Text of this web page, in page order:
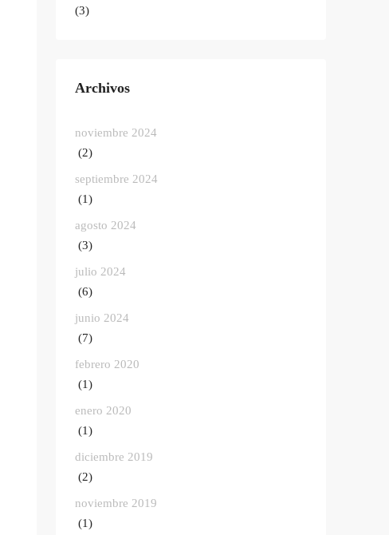
(3)
Archivos
noviembre 2024
(2)
septiembre 2024
(1)
agosto 2024
(3)
julio 2024
(6)
junio 2024
(7)
febrero 2020
(1)
enero 2020
(1)
diciembre 2019
(2)
noviembre 2019
(1)